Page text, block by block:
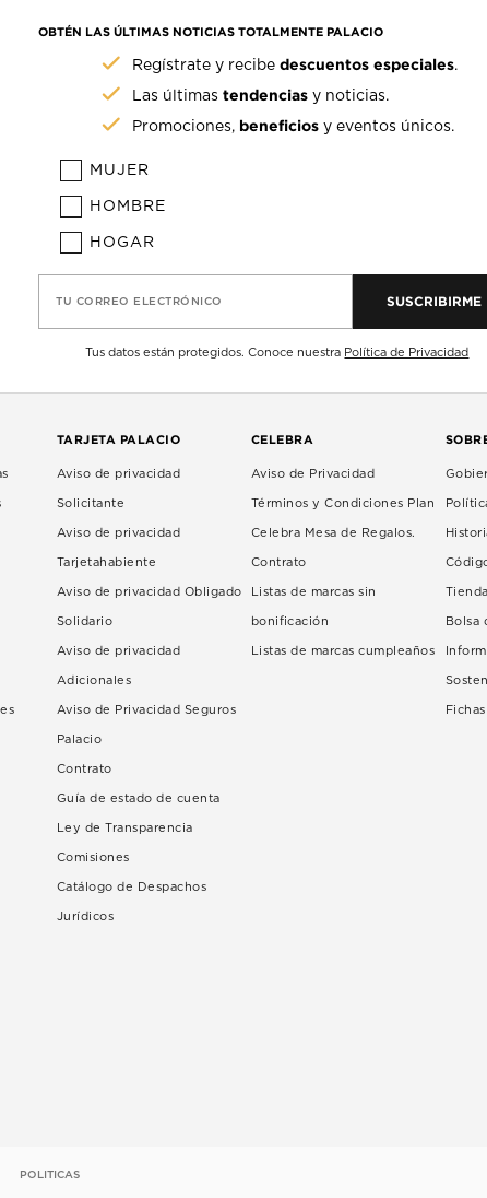
OBTÉN LAS ÚLTIMAS NOTICIAS TOTALMENTE PALACIO
Regístrate y recibedescuentos especiales.
Las últimastendencias y noticias.
Promociones, beneficios y eventos únicos.
MUJER
HOMBRE
HOGAR
TU CORREO ELECTRÓNICO SUSCRIBIRME
Tus datos están protegidos. Conoce nuestra Política de Privacidad
TARJETA PALACIO
Aviso de privacidad
Solicitante
Aviso de privacidad
Tarjetahabiente
Aviso de privacidad Obligado
Solidario
Aviso de privacidad
Adicionales
Aviso de Privacidad Seguros
Palacio
Contrato
Guía de estado de cuenta
Ley de Transparencia
Comisiones
Catálogo de Despachos
Jurídicos
CELEBRA
Aviso de Privacidad
Términos y Condiciones Plan
Celebra Mesa de Regalos.
Contrato
Listas de marcas sin
bonificación
Listas de marcas cumpleaños
Bolsa
POLITICAS